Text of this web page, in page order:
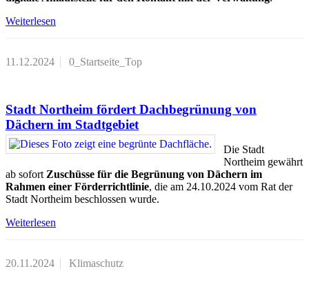
Weiterlesen
11.12.2024 0_Startseite_Top
Stadt Northeim fördert Dachbegrünung von
Dächern im Stadtgebiet
Die Stadt
Northeim gewährt
ab sofort Zuschüsse für die Begrünung von Dächern im
Rahmen einer Förderrichtlinie, die am 24.10.2024 vom Rat der
Stadt Northeim beschlossen wurde.
Weiterlesen
20.11.2024 Klimaschutz